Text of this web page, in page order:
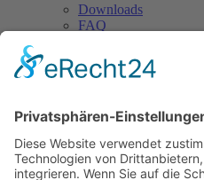
Downloads
FAQ
Download
© CN Consulting 2026